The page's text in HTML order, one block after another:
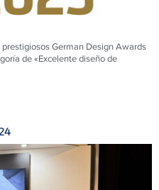
German Design Awards
de «Excelente diseño de